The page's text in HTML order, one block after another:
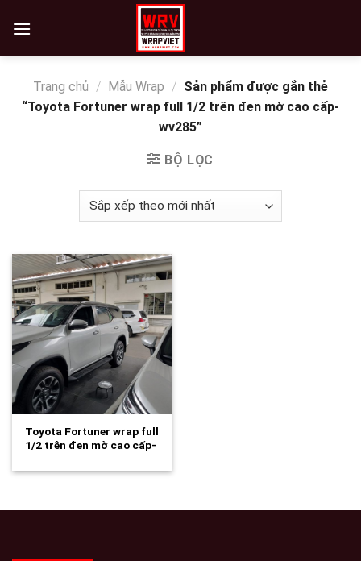
Trang chủ / Mẫu Wrap / Sản phẩm được gắn thẻ
“Toyota Fortuner wrap full 1/2 trên đen mờ cao cấp-
wv285”
BỘ LỌC
Toyota Fortuner wrap full
1/2 trên đen mờ cao cấp-